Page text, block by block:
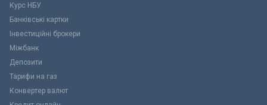
Курс НБУ
Банківські картки
Інвестиційні брокери
Міжбанк
Депозити
Тарифи на газ
Конвертер валют